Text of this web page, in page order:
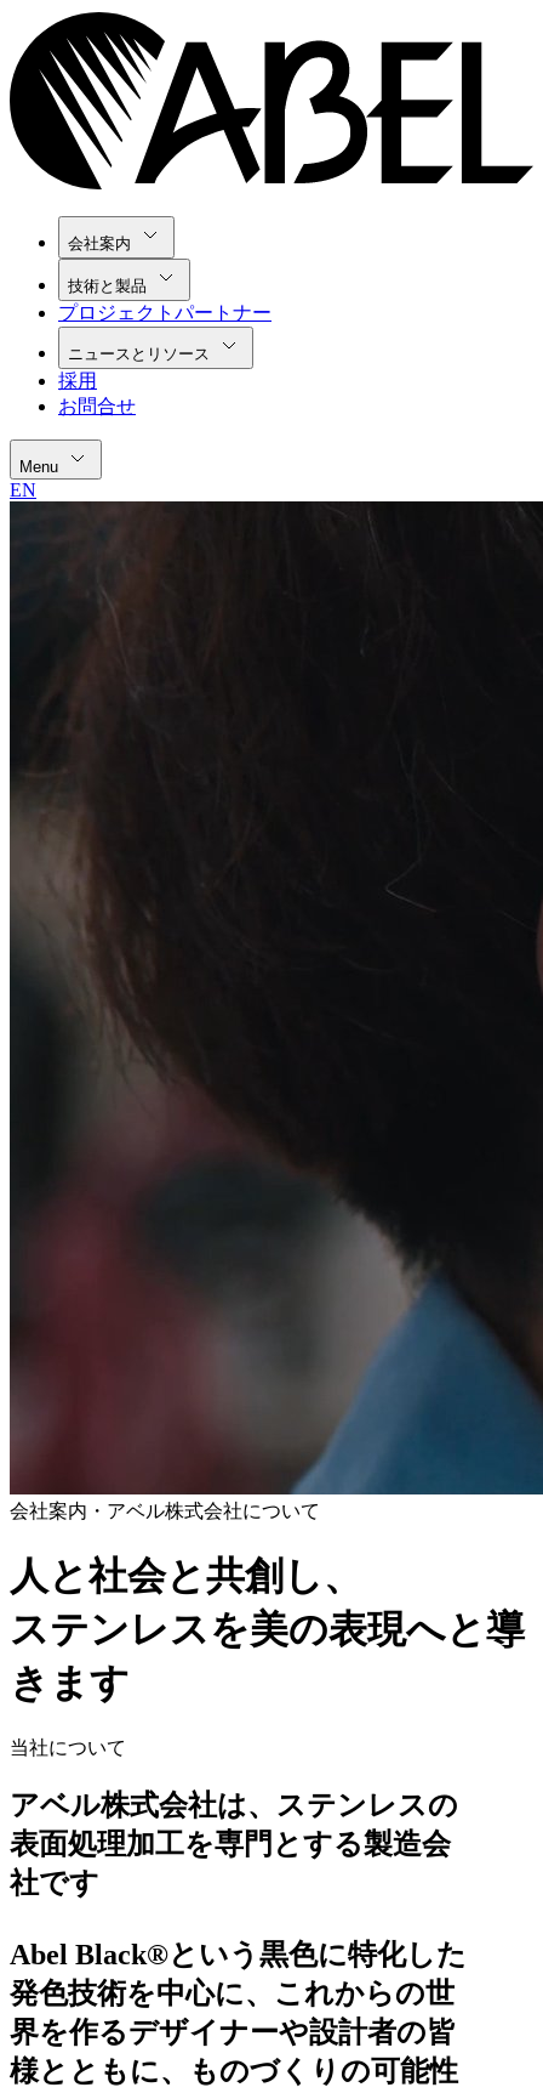
会社案内
技術と製品
プロジェクトパートナー
ニュースとリソース
採用
お問合せ
Menu
EN
会社案内・アベル株式会社について
人と社会と共創し、
ステンレスを美の表現へと導
きます
当社について
アベル株式会社は、ステンレスの
表面処理加工を専門とする製造会
社です
Abel Black®という黒色に特化した
発色技術を中心に、これからの世
界を作るデザイナーや設計者の皆
様とともに、ものづくりの可能性